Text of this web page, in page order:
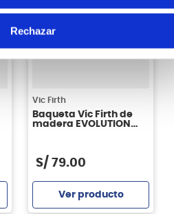
Rechazar
Vic Firth
Baqueta Vic Firth de
madera EVOLUTION
S/ 79.00
Ver producto